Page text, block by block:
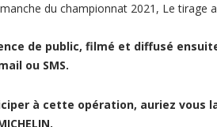
du championnat 2021, Le
de public, filmé et diffusé
ou SMS.
à cette opération, auriez vous